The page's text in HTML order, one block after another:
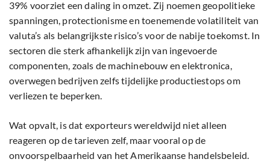
39% voorziet een daling in omzet. Zij noemen geopolitieke
spanningen, protectionisme en toenemende volatiliteit van
valuta’s als belangrijkste risico’s voor de nabije toekomst. In
sectoren die sterk afhankelijk zijn van ingevoerde
componenten, zoals de machinebouw en elektronica,
overwegen bedrijven zelfs tijdelijke productiestops om
verliezen te beperken.
Wat opvalt, is dat exporteurs wereldwijd niet alleen
reageren op de tarieven zelf, maar vooral op de
onvoorspelbaarheid van het Amerikaanse handelsbeleid.